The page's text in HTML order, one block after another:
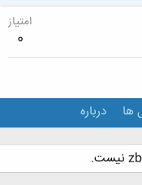
امتیاز
0
ها درباره